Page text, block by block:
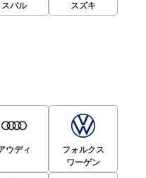
スバル スズキ
ウディ
フォルクス
ワーゲン